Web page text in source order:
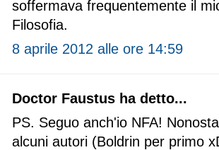
soffermava frequentemente il
Filosofia.
8 aprile 2012 alle ore 14:59
Doctor Faustus ha detto...
PS. Seguo anch'io NFA!
alcuni autori (Boldrin per primo